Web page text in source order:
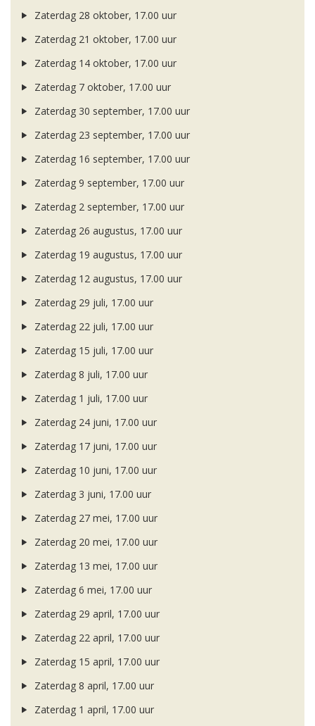
Zaterdag 28 oktober, 17.00 uur
Zaterdag 21 oktober, 17.00 uur
Zaterdag 14 oktober, 17.00 uur
Zaterdag 7 oktober, 17.00 uur
Zaterdag 30 september, 17.00 uur
Zaterdag 23 september, 17.00 uur
Zaterdag 16 september, 17.00 uur
Zaterdag 9 september, 17.00 uur
Zaterdag 2 september, 17.00 uur
Zaterdag 26 augustus, 17.00 uur
Zaterdag 19 augustus, 17.00 uur
Zaterdag 12 augustus, 17.00 uur
Zaterdag 29 juli, 17.00 uur
Zaterdag 22 juli, 17.00 uur
Zaterdag 15 juli, 17.00 uur
Zaterdag 8 juli, 17.00 uur
Zaterdag 1 juli, 17.00 uur
Zaterdag 24 juni, 17.00 uur
Zaterdag 17 juni, 17.00 uur
Zaterdag 10 juni, 17.00 uur
Zaterdag 3 juni, 17.00 uur
Zaterdag 27 mei, 17.00 uur
Zaterdag 20 mei, 17.00 uur
Zaterdag 13 mei, 17.00 uur
Zaterdag 6 mei, 17.00 uur
Zaterdag 29 april, 17.00 uur
Zaterdag 22 april, 17.00 uur
Zaterdag 15 april, 17.00 uur
Zaterdag 8 april, 17.00 uur
Zaterdag 1 april, 17.00 uur